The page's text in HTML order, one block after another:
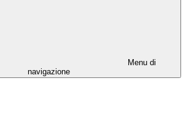
Menu di
navigazione